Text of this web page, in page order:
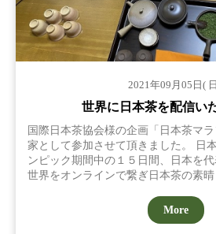
2021年09月05日(
世界に日本茶を配信い
国際日本茶協会様の企画「日本茶マ
家として参加させて頂きました。 日
ンピック期間中の１５日間、日本を
世界をオンラインで繋ぎ日本茶の素晴
More